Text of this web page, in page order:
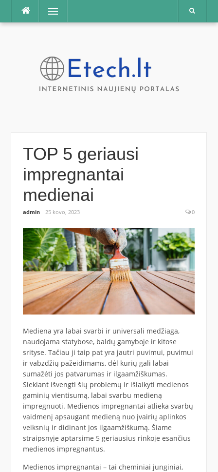
Praleisti
Meniu
TOP 5 geriausi
impregnantai
medienai
admin 25 kovo, 2023 0
Mediena yra labai svarbi ir universali medžiaga,
naudojama statybose, baldų gamyboje ir kitose
srityse. Tačiau ji taip pat yra jautri puvimui, puvimui
ir vabzdžių pažeidimams, dėl kurių gali labai
sumažėti jos patvarumas ir ilgaamžiškumas.
Siekiant išvengti šių problemų ir išlaikyti medienos
gaminių vientisumą, labai svarbu medieną
impregnuoti. Medienos impregnantai atlieka svarbų
vaidmenį apsaugant medieną nuo įvairių aplinkos
veiksnių ir didinant jos ilgaamžiškumą. Šiame
straipsnyje aptarsime 5 geriausius rinkoje esančius
medienos impregnantus.
Medienos impregnantai – tai cheminiai junginiai,